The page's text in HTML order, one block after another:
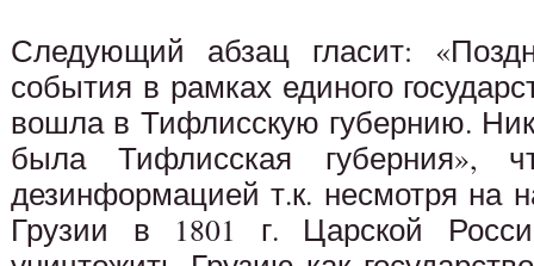
Следующий абзац гласит:
события в рамках единого
вошла в Тифлисскую губернию.
была Тифлисская губерния»,
дезинформацией т.к. несмотря на
Грузии в 1801 г. Царской